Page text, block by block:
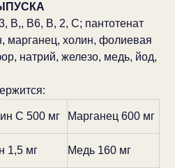
В,, В6, В, 2, С; пантотенат
марганец, холин, фолиевая
натрий, железо, медь, йод,
С 500 мг Марганец 600 мг
1,5 мг Медь 160 мг